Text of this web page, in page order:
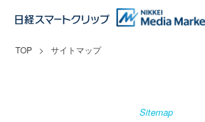
TOP サイトマップ
Sitemap